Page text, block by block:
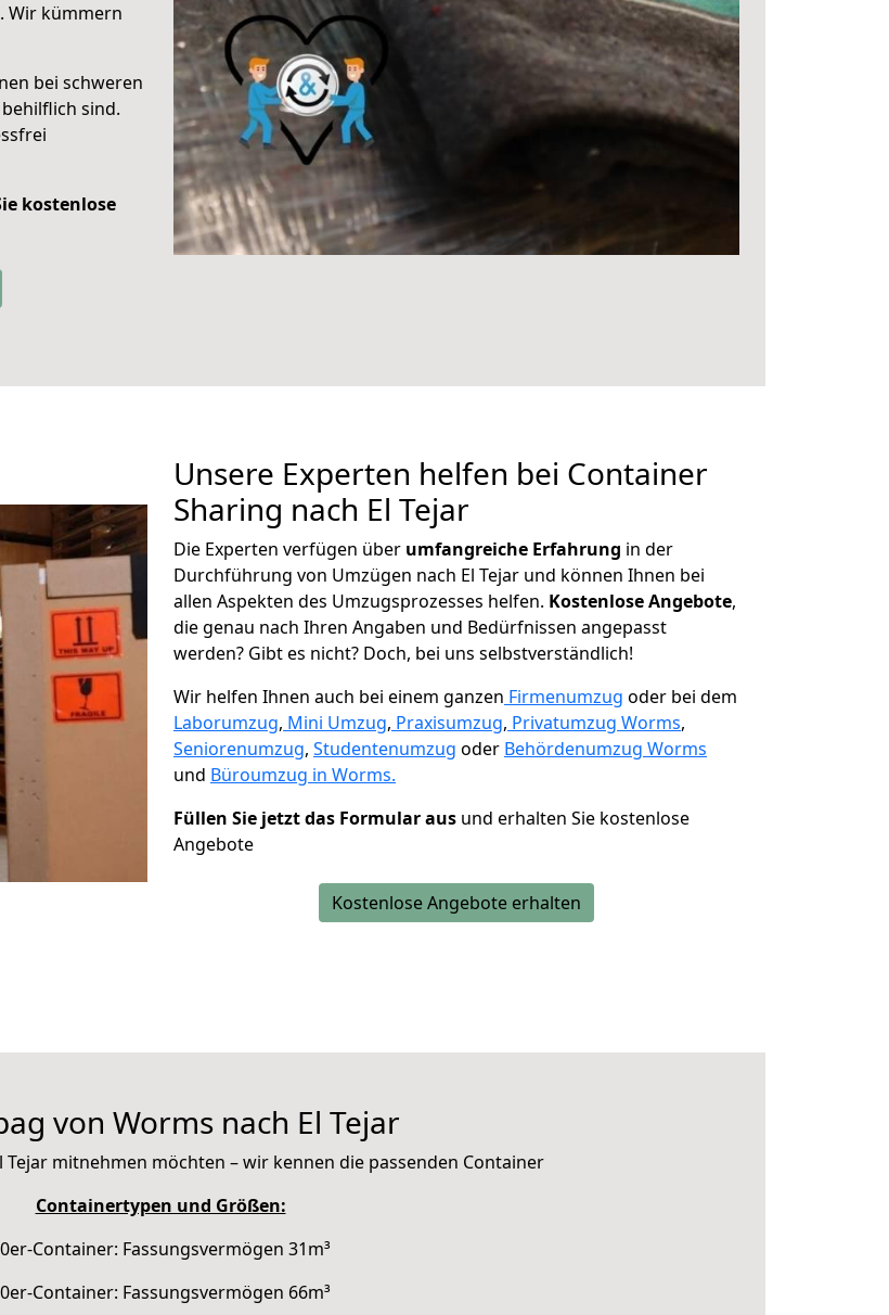
Wir kümmern
bei schweren
behilflich sind.
kostenlose
Unsere Experten helfen bei Container
Sharing nach El Tejar
Die Experten verfügen über umfangreiche Erfahrung in der
Durchführung von Umzügen nach El Tejar und können Ihnen bei
allen Aspekten des Umzugsprozesses helfen. Kostenlose Angebote,
die genau nach Ihren Angaben und Bedürfnissen angepasst
werden? Gibt es nicht? Doch, bei uns selbstverständlich!
Wir helfen Ihnen auch bei einem ganzen Firmenumzug oder bei dem
Laborumzug, Mini Umzug, Praxisumzug, Privatumzug Worms,
Seniorenumzug, Studentenumzug oder Behördenumzug Worms
und Büroumzug in Worms.
Füllen Sie jetzt das Formular aus und erhalten Sie kostenlose
Angebote
Kostenlose Angebote erhalten
von Worms nach El Tejar
Tejar mitnehmen möchten – wir kennen die passenden Container
Containertypen und Größen:
Container: Fassungsvermögen 31m³
Container: Fassungsvermögen 66m³